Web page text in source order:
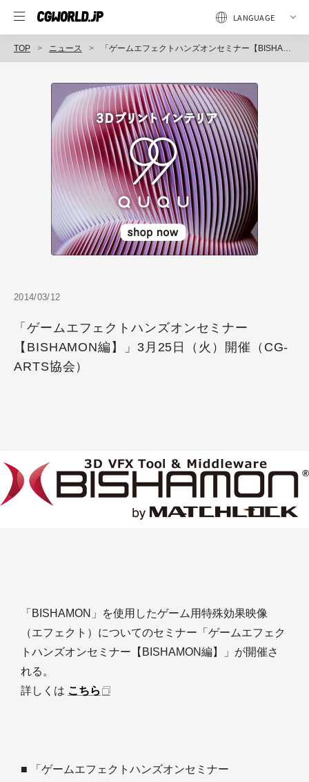
TOP ニュース 「ゲームエフェクトハンズオンセミナー【BISHAMON編】」3月25日（火）開催（CG-ARTS協会）
2014/03/12
「ゲームエフェクトハンズオンセミナー
【BISHAMON編】」3月25日（火）開催（CG-
ARTS協会）
「BISHAMON」を使用したゲーム用特殊効果映像
（エフェクト）についてのセミナー「ゲームエフェク
トハンズオンセミナー【BISHAMON編】」が開催さ
れる。
詳しくは こちら
■ 「ゲームエフェクトハンズオンセミナー